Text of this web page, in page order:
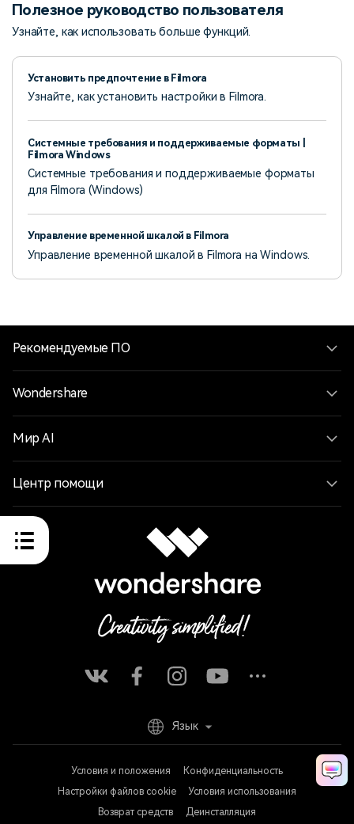
Полезное руководство пользователя
Узнайте, как использовать больше функций.
Установить предпочтение в Filmora
Узнайте, как установить настройки в Filmora.
Системные требования и поддерживаемые форматы |
Filmora Windows
Системные требования и поддерживаемые форматы
для Filmora (Windows)
Управление временной шкалой в Filmora
Управление временной шкалой в Filmora на Windows.
Рекомендуемые ПО
Wondershare
Мир AI
Центр помощи
Условия и положения
Конфиденциальность
Настройки файлов cookie
Условия использования
Возврат средств
Деинсталляция
Язык